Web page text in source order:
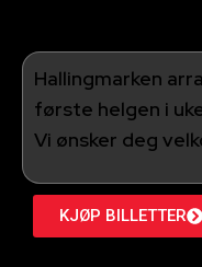
Hallingmarken
første helgen i
Vi ønsker deg
KJØP BILLETTER